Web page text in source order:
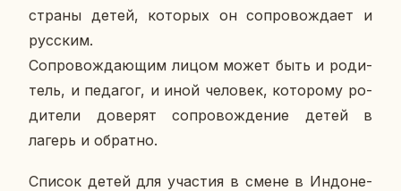
страны детей, ко­то­рых он со­про­вож­да­ет и
рус­ским.
Со­про­вож­да­ю­щим лицом может быть и ро­ди­
тель, и пе­да­гог, и иной че­ло­век, ко­то­ро­му ро­
ди­те­ли до­ве­рят со­про­вож­де­ние детей в
лагерь и об­рат­но.
Список детей для уча­стия в смене в Ин­до­не­